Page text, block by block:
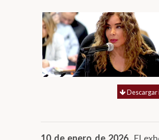
Transparencia
Descargar